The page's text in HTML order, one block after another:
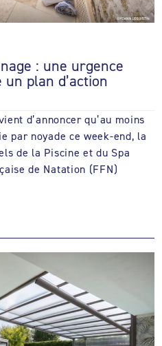
: une urgence
plan d’action
d’annoncer qu’au moins
par noyade ce week-end, la
de la Piscine et du Spa
de Natation (FFN)